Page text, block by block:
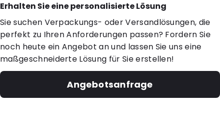
Erhalten Sie eine personalisierte Lösung
Sie suchen Verpackungs- oder Versandlösungen, die
perfekt zu Ihren Anforderungen passen? Fordern Sie
noch heute ein Angebot an und lassen Sie uns eine
maßgeschneiderte Lösung für Sie erstellen!
Angebotsanfrage